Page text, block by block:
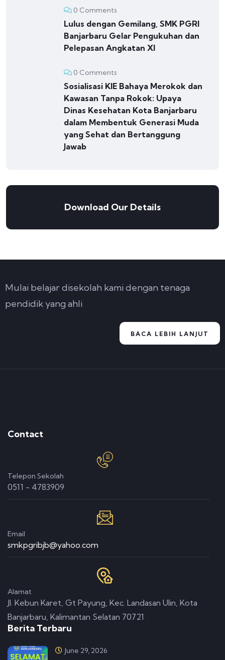
0 Comments
Lulus dengan Gemilang, SMK PGRI
Banjarbaru Gelar Pengukuhan dan
Pelepasan Angkatan XI
0 Comments
Sosialisasi KIE Bahaya Merokok dan
Kawasan Tanpa Rokok: Upaya
Dinas Kesehatan Kota Banjarbaru
dalam Membentuk Generasi Muda
yang Sehat dan Bertanggung
Jawab
Download Our Details
Mulai belajar disekolah kami dengan tenaga
pendidik yang ahli
BACA LEBIH LANJUT
Contact
Telepon Sekolah
0511 - 4783909
Email
smkpgribjb@yahoo.com
Alamat
Jl. Kebun Karet, Gt Payung, Kec. Landasan Ulin, Kota
Banjarbaru, Kalimantan Selatan 70721
Berita Terbaru
June 29, 2026